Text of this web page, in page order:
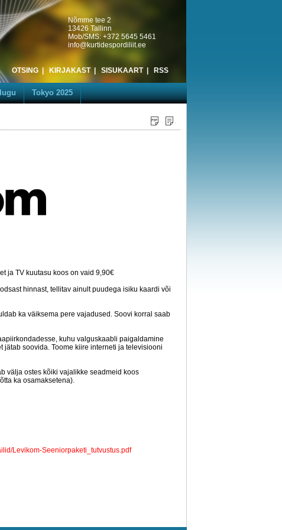
Nõmme tee 2
13426 Tallinn
Mob/SMS: +372 5645 5461
info@kurtidespordiliit.ee
OTSING| KIRJAKAST| SISUKAART| RSS
Tokyo 2025
ja TV kuutasu koos on vaid 9,90€
hinnast, tellitav ainult puudega isiku kaardi või
ka väiksema pere vajadused. Soovi korral saab
kuhu valguskaabli paigaldamine
soovida. Toome kiire interneti ja televisiooni
välja ostes kõiki vajalikke seadmeid koos
ka osamaksetena).
Levikom-Seeniorpaketi_tutvustus.pdf